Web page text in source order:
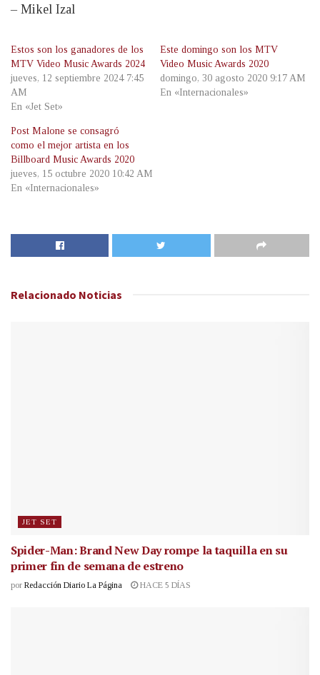
– Mikel Izal
Estos son los ganadores de los
MTV Video Music Awards 2024
jueves, 12 septiembre 2024 7:45
AM
En «Jet Set»
Este domingo son los MTV
Video Music Awards 2020
domingo, 30 agosto 2020 9:17 AM
En «Internacionales»
Post Malone se consagró
como el mejor artista en los
Billboard Music Awards 2020
jueves, 15 octubre 2020 10:42 AM
En «Internacionales»
Relacionado Noticias
JET SET
Spider-Man: Brand New Day rompe la taquilla en su
primer fin de semana de estreno
por Redacción Diario La Página HACE 5 DÍAS